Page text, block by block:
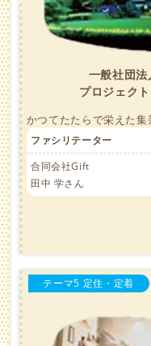
一般社団
プロジェク
かつてたたらで栄えた
ファシリテーター
合同会社Gift
田中 学さん
テーマ5 定住・定着